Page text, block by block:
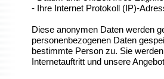
- Ihre Internet Protokoll (IP)-
Diese anonymen Daten werden
personenbezogenen Daten
bestimmte Person zu. Sie
Internetauftritt und unsere